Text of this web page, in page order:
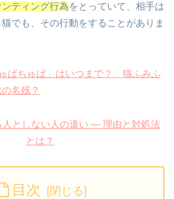
ンティング行為をとっていて、相手は
でも、その行動をすることがありま
ぱちゅぱ」はいつまで？ 猫ふみふ
名残？
人としない人の違い — 理由と対処法
とは？
目次